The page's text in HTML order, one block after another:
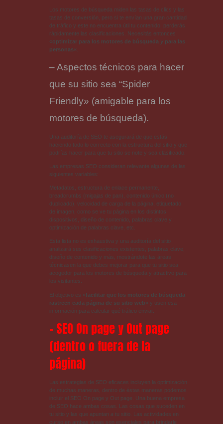
Los motores de búsqueda miden las tasas de clics y las
tasas de conversión, pero si te envían una gran cantidad
de tráfico y este no encuentra útil tu contenido, perderás
rápidamente las clasificaciones. Necesitás entonces
« optimizar para los motores de búsqueda ypara las
personas«.
– Aspectos técnicos para hacer
que su sitio sea “Spider
Friendly» (amigable para los
motores de búsqueda).
Una auditoría de SEO te asegurará de que estás
haciendo todo lo correcto con la estructura del sitio y que
podrías hacer para que tu sitio se note y sea clasificado.
Las empresas SEO consideran relevante algunas de las
siguientes variables:
Metadatos, estructura de enlace permanente,
breadcrumbs (migajas de pan), contenido único (no
duplicado), velocidad de carga de la página, etiquetado
de imagen, como se ve tu página en los distintos
dispositivos, diseño de contenido, palabras clave y
optimización de palabras clave, etc.
Esta lista no es exhaustiva y una auditoría del sitio
analizará sus clasificaciones existentes, palabras clave,
diseño de contenido y más, mostrándote las áreas
técnicasen la que debes mejorar para que tu sitio sea
acogedor para los motores de búsqueda y atractivo para
los visitantes.
El objetivo es «facilitar que los motores de búsqueda
rastreen cada página de su sitio web » y usen esa
información para calcular qué tráfico enviar.
– SEO On page y Out page
(dentro o fuera de la
página)
Las estrategias de SEO eficaces incluyen la optimización
de muchas maneras, dentro de éstas maneras podemos
incluir el SEO On page y Out page. Una buena empresa
de SEO hace ambas cosas. Las cosas que suceden en
tu sitio y las que apuntan
a tu sitio. Las actividades en
curso en ambas áreas son esenciales para brindarle